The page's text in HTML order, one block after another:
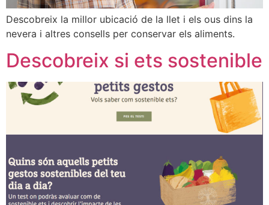
Descobreix la millor ubicació de la llet i els ous dins la
nevera i altres consells per conservar els aliments.
Descobreix si ets sostenible